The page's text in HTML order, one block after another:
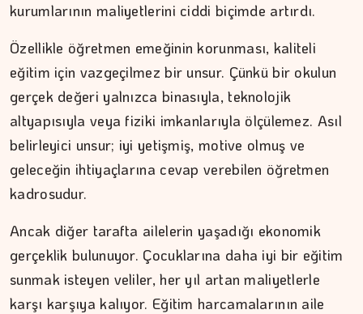
kurumlarının maliyetlerini ciddi biçimde artırdı.
Özellikle öğretmen emeğinin korunması, kaliteli
eğitim için vazgeçilmez bir unsur. Çünkü bir okulun
gerçek değeri yalnızca binasıyla, teknolojik
altyapısıyla veya fiziki imkanlarıyla ölçülemez. Asıl
belirleyici unsur; iyi yetişmiş, motive olmuş ve
geleceğin ihtiyaçlarına cevap verebilen öğretmen
kadrosudur.
Ancak diğer tarafta ailelerin yaşadığı ekonomik
gerçeklik bulunuyor. Çocuklarına daha iyi bir eğitim
sunmak isteyen veliler, her yıl artan maliyetlerle
karşı karşıya kalıyor. Eğitim harcamalarının aile